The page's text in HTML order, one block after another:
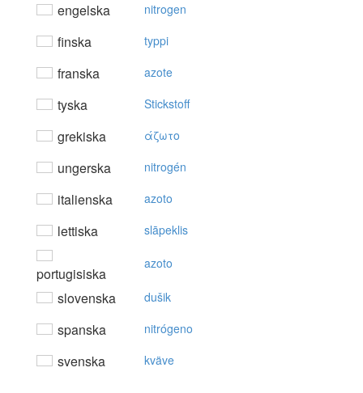
engelska nitrogen
finska typpi
franska azote
tyska Stickstoff
grekiska άζωτo
ungerska nitrogén
italienska azoto
lettiska slāpeklis
portugisiska
azoto
slovenska dušik
spanska nitrógeno
svenska kväve